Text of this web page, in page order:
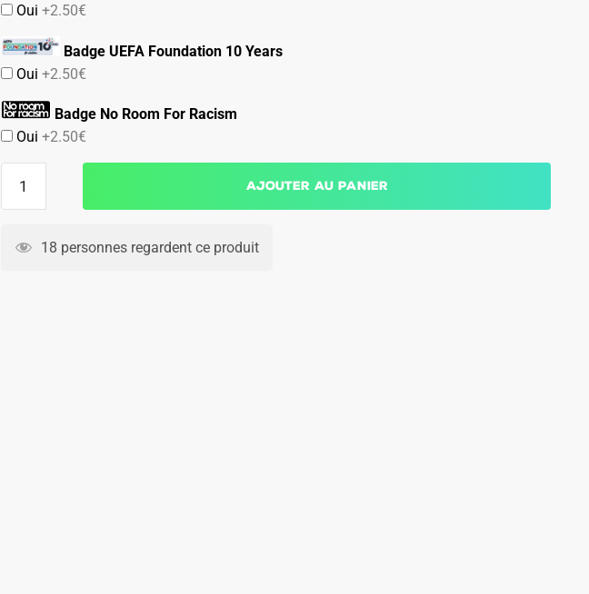
Oui+2.50€
Badge UEFA Foundation 10 Years
Oui+2.50€
Badge No Room For Racism
Oui+2.50€
Match
Ajouter au panier
18 personnes regardent ce produit